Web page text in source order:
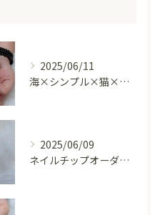
2025/06/11
海×シンプル×猫×上品 nail🐈🐚✨
2025/06/09
ネイルチップオーダー受け付けてます😊🤍